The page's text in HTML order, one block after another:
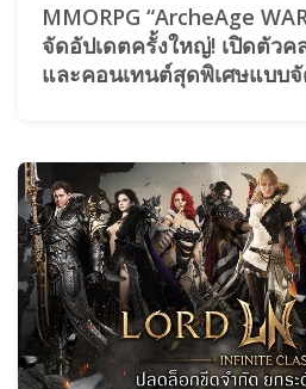
MMORPG “ArcheAge
จัดอัปเดตครั้งใหญ่! เปิดตัวคลาสให
และคอนเทนต์สุดพิเศษแบบจั